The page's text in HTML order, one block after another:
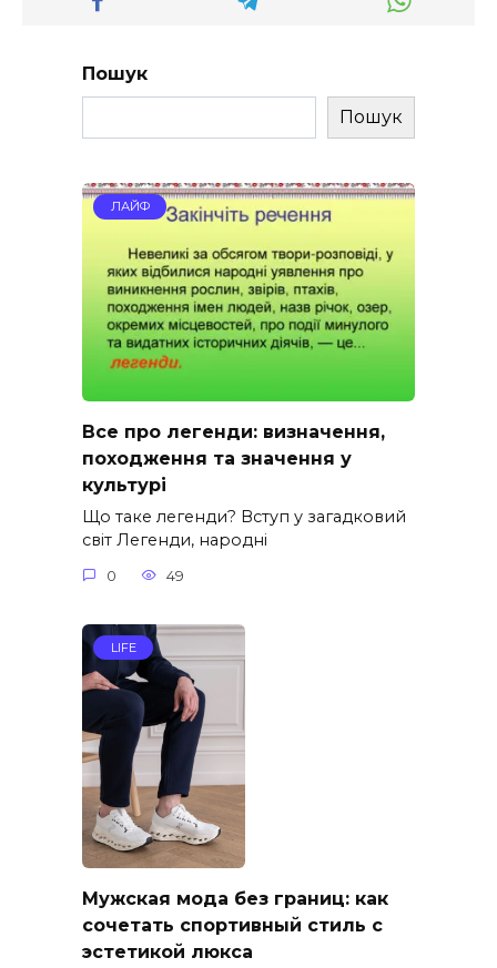
Пошук
Пошук
ЛАЙФ
Все про легенди: визначення,
походження та значення у
культурі
Що таке легенди? Вступ у загадковий
світ Легенди, народні
0 49
LIFE
Мужская мода без границ: как
сочетать спортивный стиль с
эстетикой люкса